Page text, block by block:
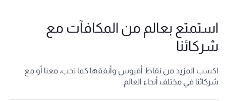
استمتع بعالم من المكافآت مع
شركائنا
اكسب المزيد من نقاط أفيوس وأنفقها كما تحب، معنا أو مع
شركائنا في مختلف أنحاء العالم.